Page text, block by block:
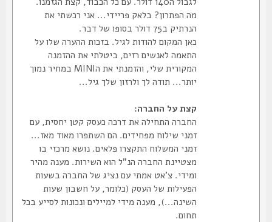
מה הפתרון? בלאק פריידי... אני רכשתי את
הנרתיק ב75 דולר בסופו של דבר.
כאן המקום להודות לגיל. בזכות ההערה שלו על
התאמה לאנשים רזים, ביטלתי את ההזמנה
המקורית שלי, והזמנתי את הMINI במחיר נמוך
יותר... תודה לך ולרזון שלך גיל...
קצת על החברה:
החברה התחילה את דרכה כעסק קטן יחסית, עם
זמני שילוח מפחידים. הם השתפרו מאוד מאז...
זמני המשלוח התקצרו פלאים. נושא מרכזי בו
מצטיינת החברה הנ"ל הוא השירות. מענה מהיר
ומידי. צ'אט אמתי עם נציג של החברה בשעות
הפעילות של העסק (כלומר, על חשבון שעות
השינה...), מענה מידי למיילים ונכונות לסייע בכל
תחום.